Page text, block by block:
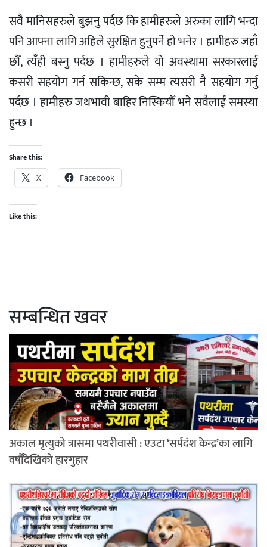
सवै मानिसहरुले बुझनु पर्दछ कि हामीहरुले अरुका लागि भन्दा
पनि आफ्ना लागि अहिले सुरक्षित हुनुपर्ने हो भनेर । हामीहरु जहाँ
छौँ, त्यँही बस्नु पर्दछ । हामीहरुले यो अवस्थामा सरकारलाई
कसरी सहयोग गर्न सकिन्छ, सके सम्म त्यसरी नै सहयोग गर्नु
पर्दछ । हामीहरु जथभावी बाहिर निस्कियौँ भने सवैलाई समस्या
हुन्छ ।
Share this:
X Facebook
Like this:
सम्बन्धित खवर
अकाल मृत्युको त्रासमा पथरीवासी : एउटा ‘सर्पदंश केन्द्र’का लागि
वर्षौंदेखिको हारगुहार